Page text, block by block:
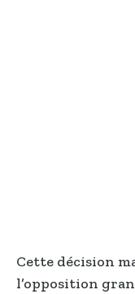
Cette décision
l’opposition